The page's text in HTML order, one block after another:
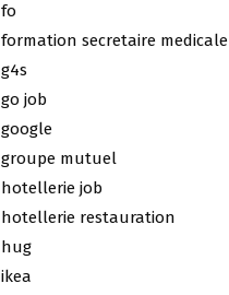
fo
formation secretaire medicale
g4s
go job
google
groupe mutuel
hotellerie job
hotellerie restauration
hug
ikea